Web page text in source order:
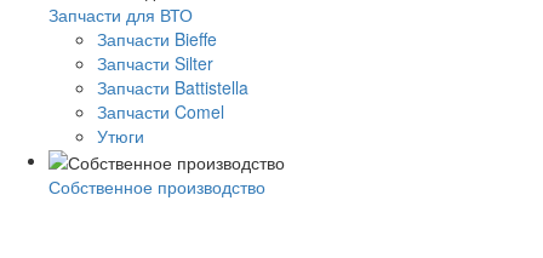
Запчасти для ВТО
Запчасти Bieffe
Запчасти Silter
Запчасти Battistella
Запчасти Comel
Утюги
Собственное производство